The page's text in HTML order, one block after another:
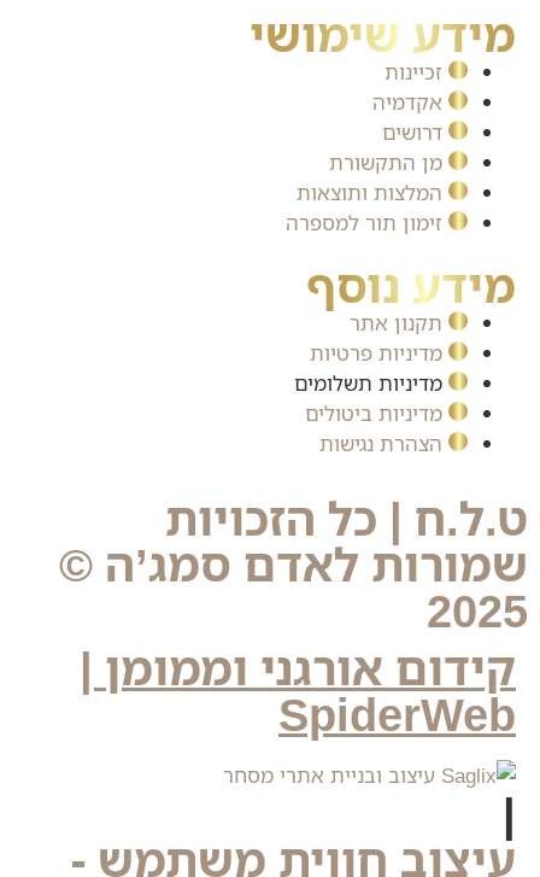
מידע שימושי
זכיינות
אקדמיה
דרושים
מן התקשורת
המלצות ותוצאות
זימון תור למספרה
מידע נוסף
תקנון אתר
מדיניות פרטיות
מדיניות תשלומים
מדיניות ביטולים
הצהרת נגישות
ט.ל.ח | כל הזכויות
שמורות לאדם סמג’ה ©
2025
קידום אורגני וממומן |
SpiderWeb
|
עיצוב חווית משתמש -